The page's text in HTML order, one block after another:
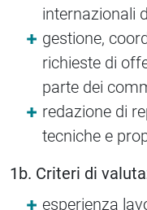
internazionali
gestione,
richieste di
parte dei
redazione di
tecniche e
1b. Criteri di
esperienza